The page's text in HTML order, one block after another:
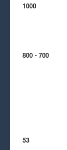
1000
800 - 700
53